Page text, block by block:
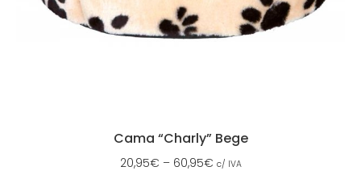
Cama “Charly” Bege
20,95€ – 60,95€ c/ IVA